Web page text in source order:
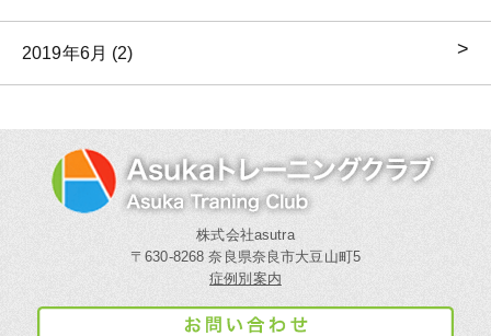
2019年6月 (2)
株式会社asutra
〒630-8268 奈良県奈良市大豆山町5
症例別案内